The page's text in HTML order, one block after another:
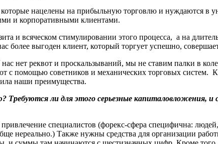
нацелены на прибыльную торговлю и нуждаются в
и корпоративными клиентами.
и всяческом стимулировании этого процесса, а на
выгоден клиент, который торгует успешно,
реквот и проскальзываний, мы не ставим палки в
помощью советников и механических торговых систем.
наши преимущества.
ли для этого серьезные капиталовложения, и
специалистов (форекс-сфера специфична:
нереально.) Также нужны средства для организации